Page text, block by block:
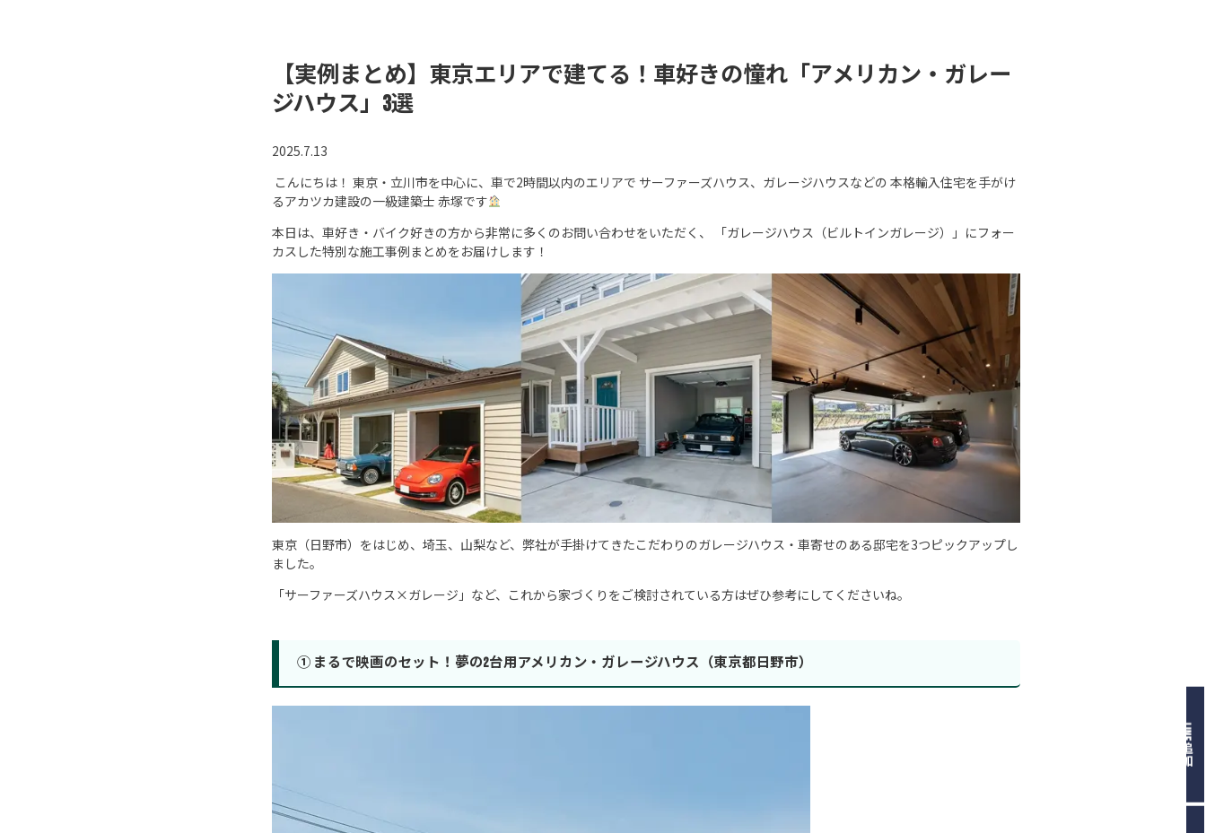
LINE追加
【実例まとめ】東京エリアで建てる！車好きの憧れ「アメリカン・ガレー
ジハウス」3選
2025.7.13
こんにちは！ 東京・立川市を中心に、車で2時間以内のエリアで サーファーズハウス、ガレージハウスなどの 本格輸入住宅を手がけ
るアカツカ建設の一級建築士 赤塚です
本日は、車好き・バイク好きの方から非常に多くのお問い合わせをいただく、 「ガレージハウス（ビルトインガレージ）」にフォー
カスした特別な施工事例まとめをお届けします！
東京（日野市）をはじめ、埼玉、山梨など、弊社が手掛けてきたこだわりのガレージハウス・車寄せのある邸宅を3つピックアップし
ました。
「サーファーズハウス×ガレージ」など、これから家づくりをご検討されている方はぜひ参考にしてくださいね。
① まるで映画のセット！夢の2台用アメリカン・ガレージハウス（東京都日野市）